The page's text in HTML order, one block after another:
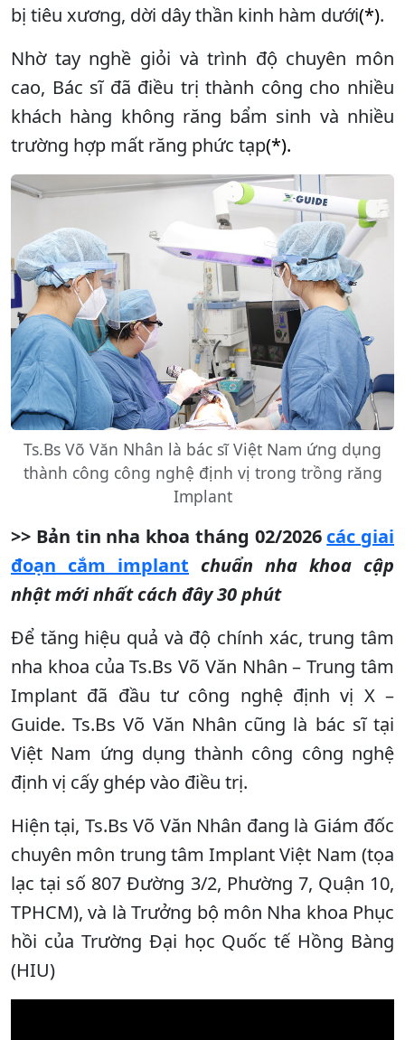
bị tiêu xương, dời dây thần kinh hàm dưới(*).
Nhờ tay nghề giỏi và trình độ chuyên môn
cao, Bác sĩ đã điều trị thành công cho nhiều
khách hàng không răng bẩm sinh và nhiều
trường hợp mất răng phức tạp(*).
Ts.Bs Võ Văn Nhân là bác sĩ Việt Nam ứng dụng
thành công công nghệ định vị trong trồng răng
Implant
>> Bản tin nha khoa tháng 02/2026 các giai
đoạn cắm implant chuẩn nha khoa cập
nhật mới nhất cách đây 30 phút
Để tăng hiệu quả và độ chính xác, trung tâm
nha khoa của Ts.Bs Võ Văn Nhân – Trung tâm
Implant đã đầu tư công nghệ định vị X –
Guide. Ts.Bs Võ Văn Nhân cũng là bác sĩ tại
Việt Nam ứng dụng thành công công nghệ
định vị cấy ghép vào điều trị.
Hiện tại, Ts.Bs Võ Văn Nhân đang là Giám đốc
chuyên môn trung tâm Implant Việt Nam (tọa
lạc tại số 807 Đường 3/2, Phường 7, Quận 10,
TPHCM), và là Trưởng bộ môn Nha khoa Phục
hồi của Trường Đại học Quốc tế Hồng Bàng
(HIU)